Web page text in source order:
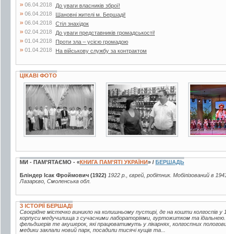
» 06.04.2018 До уваги власників зброї!
» 06.04.2018 Шановні жителі м. Бершаді!
» 06.04.2018 Стіл знахідок
» 02.04.2018 До уваги представників громадськості!
» 01.04.2018 Проти зла – усією громадою
» 01.04.2018 На військову службу за контрактом
ЦІКАВІ ФОТО
3 фото 2 фото 4 фото
МИ - ПАМ’ЯТАЄМО - «КНИГА ПАМ’ЯТІ УКРАЇНИ» / БЕРШАДЬ
Бліндер Ісак Фроймович (1922) 1922 р., єврей, робітник. Мобілізований в
Лазарєво, Смоленська обл.
З ІСТОРІЇ БЕРШАДІ
Своєрідне містечко виникло на колишньому пустирі, де на кошти колгоспів у
корпуси медучилища з сучасними лабораторіями, гуртожитком та
фельдшерів те акушерок, які працюватимуть у лікарнях, колгоспних
медики заклали новий парк, посадили тисячі кущів та...